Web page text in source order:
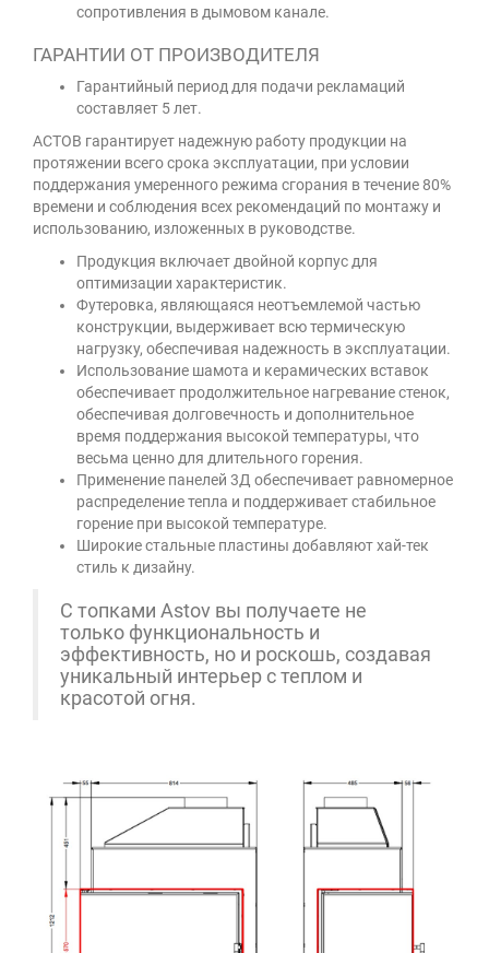
сопротивления в дымовом канале.
ГАРАНТИИ ОТ ПРОИЗВОДИТЕЛЯ
Гарантийный период для подачи рекламаций
составляет 5 лет.
АСТОВ гарантирует надежную работу продукции на
протяжении всего срока эксплуатации, при условии
поддержания умеренного режима сгорания в течение 80%
времени и соблюдения всех рекомендаций по монтажу и
использованию, изложенных в руководстве.
Продукция включает двойной корпус для
оптимизации характеристик.
Футеровка, являющаяся неотъемлемой частью
конструкции, выдерживает всю термическую
нагрузку, обеспечивая надежность в эксплуатации.
Использование шамота и керамических вставок
обеспечивает продолжительное нагревание стенок,
обеспечивая долговечность и дополнительное
время поддержания высокой температуры, что
весьма ценно для длительного горения.
Применение панелей 3Д обеспечивает равномерное
распределение тепла и поддерживает стабильное
горение при высокой температуре.
Широкие стальные пластины добавляют хай-тек
стиль к дизайну.
С топками Astov вы получаете не
только функциональность и
эффективность, но и роскошь, создавая
уникальный интерьер с теплом и
красотой огня.